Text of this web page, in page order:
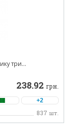
три...
238.92 грн.
+2
837 шт.